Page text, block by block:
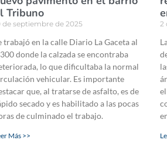
Tribuno
de septiembre de 2025
trabajó en la calle Diario La Gaceta al
donde la calzada se encontraba
lo que dificultaba la normal
vehicular. Es importante
que, al tratarse de asfalto, es de
secado y es habilitado a las pocas
de culminado el trabajo.
Más >>
2